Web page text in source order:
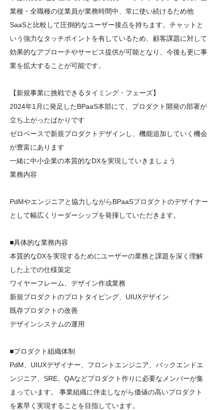
業種・全職種の従業員が業務時間中、常に使い続けるため他
SaaSと比較して圧倒的なユーザー接点を持ちます。チャットと
いう強力なタッチポイントを有しているため、顧客課題に対して
効果的なアプローチやサービス提供が可能となり、今後も更に事
業を拡大することが可能です。
【新規事業に挑戦できるタイミング・フェーズ】
2024年1月に発足したBPaaS本部にて、プロダクト開発の部署が
立ち上がったばかりです
ゼロベースで新規プロダクトデザインし、機能追加していく機会
が豊富にあります
一緒に中小企業の本質的なDXを実現していきましょう
業務内容
PdMやエンジニアと協力しながらBPaaSプロダクトのデザイナー
として幅広くリーダーシップを発揮していただきます。
■具体的な業務内容
本質的なDXを実現するためにユーザーの業務と課題を深く理解
した上での仕様策定
ワイヤーフレーム、デザイン作成業務
新規プロダクトのプロトタイピング、UIUXデザイン
既存プロダクトの改善
デザインシステムの運用
■プロダクト組織体制
PdM、UIUXデザイナー、フロントエンジニア、バックエンドエ
ンジニア、SRE、QAなどプロダクト作りに必要なメンバーが集
まっています。 事業組織に伴走しながら価値の高いプロダクト
を素早く実現することを目指しています。